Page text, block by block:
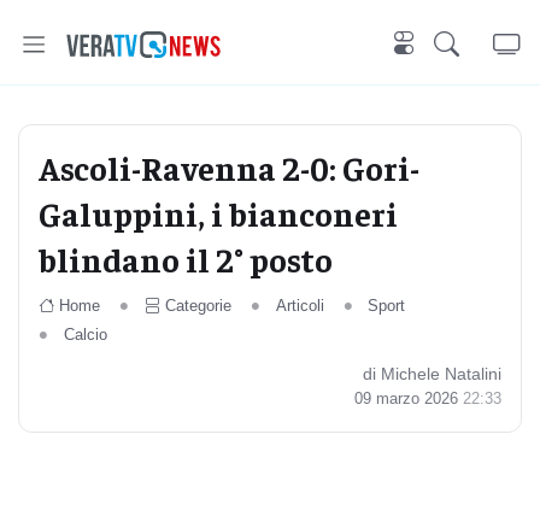
Ascoli-Ravenna 2-0: Gori-
Galuppini, i bianconeri
blindano il 2° posto
Home Categorie Articoli
Sport
Calcio
di Michele Natalini
09 marzo 2026 22:33